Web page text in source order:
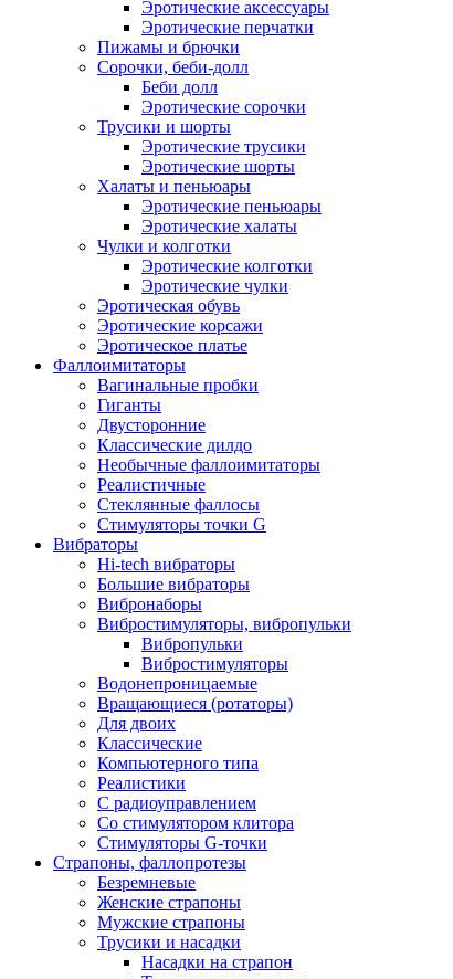
Эротические аксессуары
Эротические перчатки
Пижамы и брючки
Сорочки, беби-долл
Беби долл
Эротические сорочки
Трусики и шорты
Эротические трусики
Эротические шорты
Халаты и пеньюары
Эротические пеньюары
Эротические халаты
Чулки и колготки
Эротические колготки
Эротические чулки
Эротическая обувь
Эротические корсажи
Эротическое платье
Фаллоимитаторы
Вагинальные пробки
Гиганты
Двусторонние
Классические дилдо
Необычные фаллоимитаторы
Реалистичные
Стеклянные фаллосы
Стимуляторы точки G
Вибраторы
Hi-tech вибраторы
Большие вибраторы
Вибронаборы
Вибростимуляторы, вибропульки
Вибропульки
Вибростимуляторы
Водонепроницаемые
Вращающиеся (ротаторы)
Для двоих
Классические
Компьютерного типа
Реалистики
С радиоуправлением
Со стимулятором клитора
Стимуляторы G-точки
Страпоны, фаллопротезы
Безремневые
Женские страпоны
Мужские страпоны
Трусики и насадки
Насадки на страпон